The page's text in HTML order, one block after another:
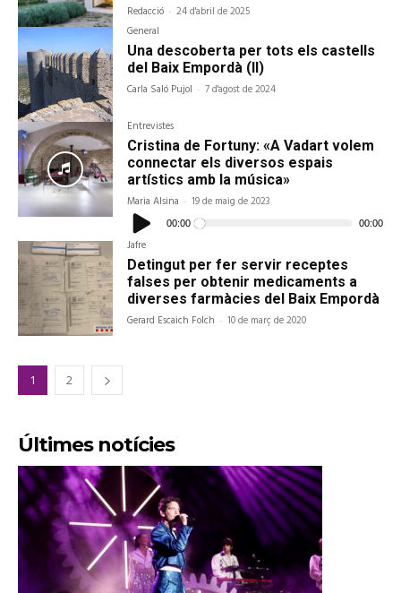
Redacció - 24 d'abril de 2025
General
Una descoberta per tots els castells
del Baix Empordà (II)
Carla Saló Pujol - 7 d'agost de 2024
Entrevistes
Cristina de Fortuny: «A Vadart volem
connectar els diversos espais
artístics amb la música»
Maria Alsina - 19 de maig de 2023
Reproductor
d'àudio00:00 00:00
Jafre
Detingut per fer servir receptes
falses per obtenir medicaments a
diverses farmàcies del Baix Empordà
Gerard Escaich Folch - 10 de març de 2020
1 2
Últimes notícies